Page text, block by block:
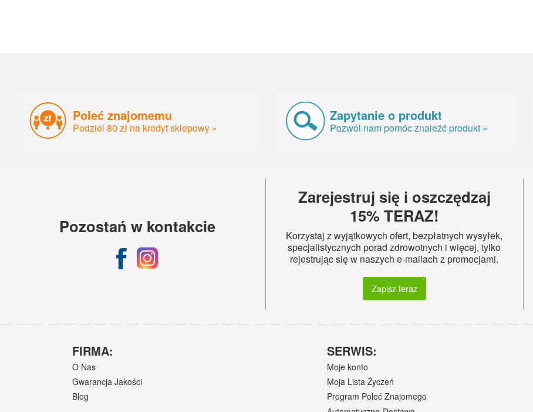
Poleć znajomemu
Podziel 80 zł na kredyt sklepowy »
Zapytanie o produkt
Pozwól nam pomóc znaleźć produkt »
Pozostań w kontakcie
Zarejestruj się i oszczędzaj
15% TERAZ!
Korzystaj z wyjątkowych ofert, bezpłatnych wysyłek,
specjalistycznych porad zdrowotnych i więcej, tylko
rejestrując się w naszych e-mailach z promocjami.
Zapisz teraz
FIRMA:
O Nas
Gwarancja Jakości
Blog
SERWIS:
Moje konto
Moja Lista Życzeń
Program Poleć Znajomego